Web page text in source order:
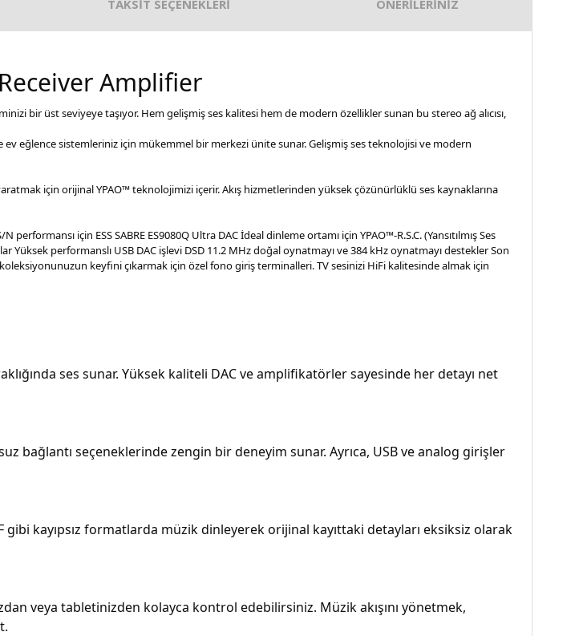
TAKSİT SEÇENEKLERİ ÖNERİLERİNİZ
Amplifier
bir üst seviyeye taşıyor. Hem gelişmiş ses kalitesi hem de modern özellikler sunan bu stereo ağ alıcısı,
ev eğlence sistemleriniz için mükemmel bir merkezi ünite sunar. Gelişmiş ses teknolojisi ve modern
için orijinal YPAO™ teknolojimizi içerir. Akış hizmetlerinden yüksek çözünürlüklü ses kaynaklarına
için ESS SABRE ES9080Q Ultra DAC İdeal dinleme ortamı için YPAO™-R.S.C. (Yansıtılmış Ses
Yüksek performanslı USB DAC işlevi DSD 11.2 MHz doğal oynatmayı ve 384 kHz oynatmayı destekler Son
keyfini çıkarmak için özel fono giriş terminalleri. TV sesinizi HiFi kalitesinde almak için
ses sunar. Yüksek kaliteli DAC ve amplifikatörler sayesinde her detayı net
bağlantı seçeneklerinde zengin bir deneyim sunar. Ayrıca, USB ve analog girişler
gibi kayıpsız formatlarda müzik dinleyerek orijinal kayıttaki detayları eksiksiz olarak
veya tabletinizden kolayca kontrol edebilirsiniz. Müzik akışını yönetmek,